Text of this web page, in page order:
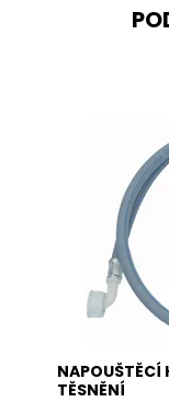
Napouštěcí
3/4“
pro všechny
Jedna strana
druhá strana
Dostupnost:
NAPOUŠTĚCÍ
TĚSNĚNÍ